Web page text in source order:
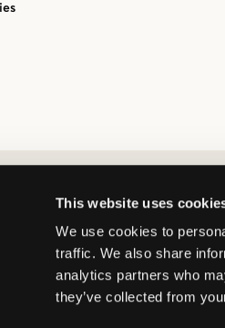
This website uses
We use cookies to
traffic. We also share
analytics partners who
they’ve collected from